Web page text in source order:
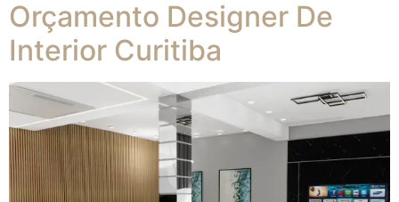
Orçamento Designer De
Interior Curitiba